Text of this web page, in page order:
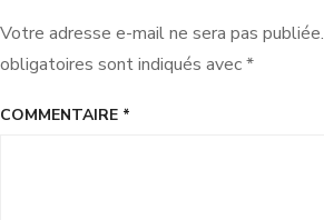
Votre adresse e-mail ne sera pas publiée.
obligatoires sont indiqués avec*
COMMENTAIRE *